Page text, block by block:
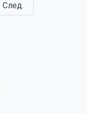
След.